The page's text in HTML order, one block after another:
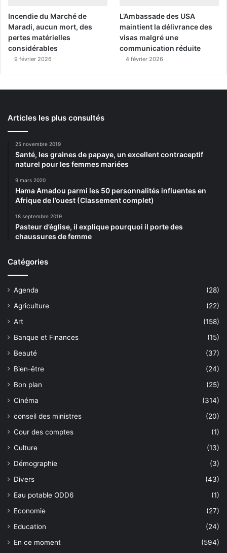
Incendie du Marché de
Maradi, aucun mort, des
pertes matérielles
considérables
9 février 2026
L’Ambassade des USA
maintient la délivrance des
visas malgré une
communication réduite
4 février 2026
Articles les plus consultés
25 novembre 2019
Santé, les graines de papaye, un excellent contraceptif
naturel pour les femmes mariées
9 mars 2020
Hama Amadou parmi les 50 personnalités influentes en
Afrique de l’ouest (Classement complet)
18 septembre 2019
Pasteur d’église, il explique pourquoi il porte des
chaussures de femme
Catégories
Agenda
(28)
Agriculture
(22)
Art
(158)
Banque et Finances
(15)
Beauté
(37)
Bien-être
(24)
Bon plan
(25)
Cinéma
(314)
conseil des ministres
(20)
Cour des comptes
(1)
Culture
(13)
Démographie
(3)
Divers
(43)
Eau potable ODD6
(1)
Economie
(27)
Education
(24)
En ce moment
(594)